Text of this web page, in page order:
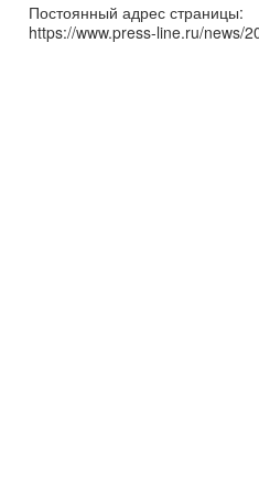
Постоянный адрес страницы:
https://www.press-line.ru/news/